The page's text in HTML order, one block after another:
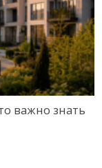
важно знать